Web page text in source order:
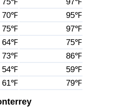
75℉
97℉
70℉
95℉
75℉
97℉
64℉
75℉
73℉
86℉
54℉
59℉
61℉ 79℉
Land
Index (aktuell)